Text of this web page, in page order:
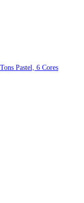
Pastel, 6 Cores